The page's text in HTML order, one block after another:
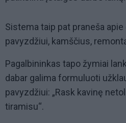
Sistema taip pat praneša
pavyzdžiui, kamščius,
Pagalbininkas tapo žymiai
dabar galima formuluoti
pavyzdžiui: „Rask kavinę
tiramisu“.